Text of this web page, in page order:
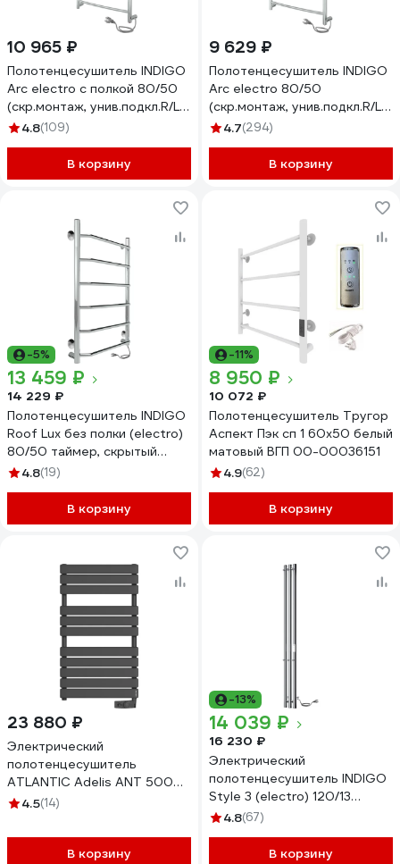
10 965 ₽
Полотенцесушитель INDIGO
Arc electro с полкой 80/50
(скр.монтаж, унив.подкл.R/L,
полиров.) LCAE80-50PR
4.8(109)
В корзину
9 629 ₽
Полотенцесушитель INDIGO
Arc electro 80/50
(скр.монтаж, унив.подкл.R/L,
полиров.) LCAE80-50R
4.7(294)
В корзину
-5%
13 459 ₽
14 229 ₽
Полотенцесушитель INDIGO
Roof Lux без полки (electro)
80/50 таймер, скрытый
монтаж, универсальное
50BRRt LCRLE80-50Rt
4.8(19)
В корзину
-11%
8 950 ₽
10 072 ₽
Полотенцесушитель Тругор
Аспект Пэк сп 1 60x50 белый
матовый ВГП 00-00036151
4.9(62)
В корзину
23 880 ₽
Электрический
полотенцесушитель
ATLANTIC Adelis ANT 500W
002240
4.5(14)
В корзину
-13%
14 039 ₽
16 230 ₽
Электрический
полотенцесушитель INDIGO
Style 3 (electro) 120/13
(скр.монтаж, унив.подкл.R/L,
4.8(67)
В корзину